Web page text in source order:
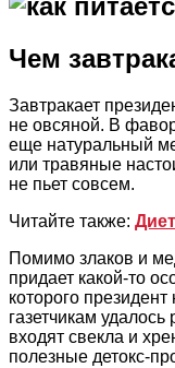
Чем
Завтракает
не овсяной. В
еще натуральный
или травяные
не пьет совсем.
Читайте также:
Помимо злаков и
придает какой-то
которого
газетчикам удалось
входят свекла и
полезные детокс-